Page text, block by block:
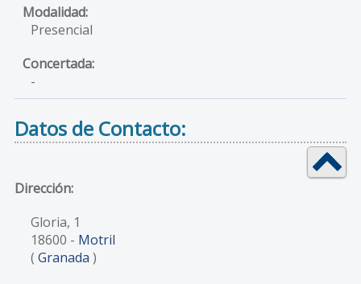
Presencial
-
Datos de Contacto:
Dirección:
Gloria, 1
18600 - Motril
( Granada )